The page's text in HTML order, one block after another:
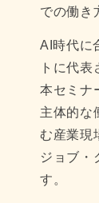
での働き
AI時代に
トに代
本セミナ
主体的な
む産業現
ジョブ・
す。